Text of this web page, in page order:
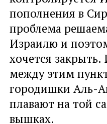
пополнения в
проблема
Израилю и
хочется
между этим
городишки Аль-
плавают на той
вышках.